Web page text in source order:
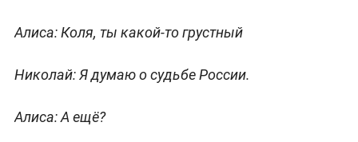
Алиса:Коля, ты какой-то грустный
Николай:Я думаю о судьбе России.
Алиса:А ещё?